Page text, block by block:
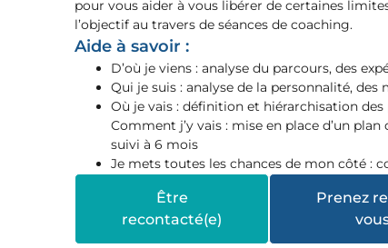
pour vous aider à vous libérer de certaines
l’objectif au travers de séances de coaching.
Aide à savoir :
D’où je viens : analyse du parcours, des
Qui je suis : analyse de la personnalité,
Où je vais : définition et hiérarchisation
Comment j’y vais : mise en place d’un
suivi à 6 mois
Je mets toutes les chances de mon côté :
Être
recontacté(e)
Prenez